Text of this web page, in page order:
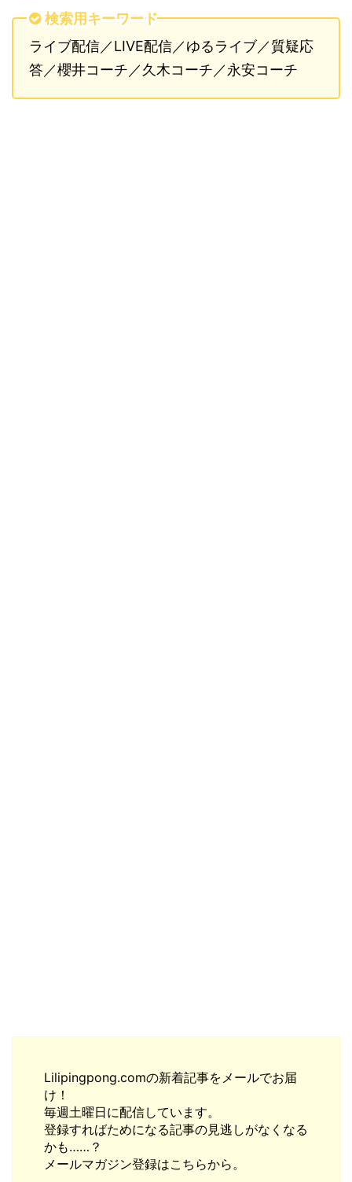
検索用キーワード
ライブ配信／LIVE配信／ゆるライブ／質疑応
答／櫻井コーチ／久木コーチ／永安コーチ
Lilipingpong.comの新着記事をメールでお届
け！
毎週土曜日に配信しています。
登録すればためになる記事の見逃しがなくなる
かも……？
メールマガジン登録はこちらから。